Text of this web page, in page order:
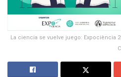
La ciencia se vuelve juego: Expociència